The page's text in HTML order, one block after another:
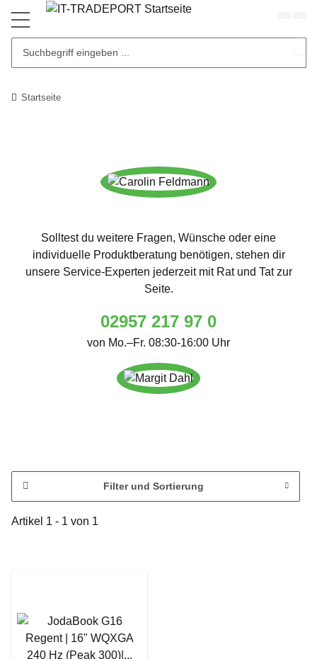
Startseite
Solltest du weitere Fragen, Wünsche oder eine
individuelle Produktberatung benötigen, stehen dir
unsere Service-Experten jederzeit mit Rat und Tat zur
Seite.
02957 217 97 0
von Mo.–Fr. 08:30-16:00 Uhr
Filter und Sortierung
Artikel 1 - 1 von 1